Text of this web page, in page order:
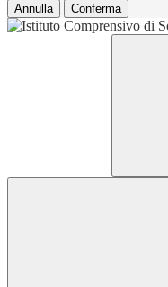
Annulla Conferma